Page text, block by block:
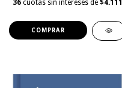
36 cuotas sin intereses de $4.111